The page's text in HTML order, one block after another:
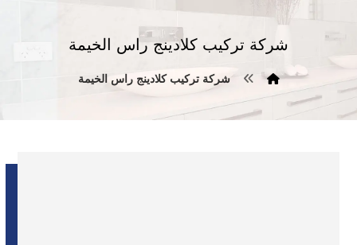
شركة تركيب كلادينج راس الخيمة
شركة تركيب كلادينج راس الخيمة